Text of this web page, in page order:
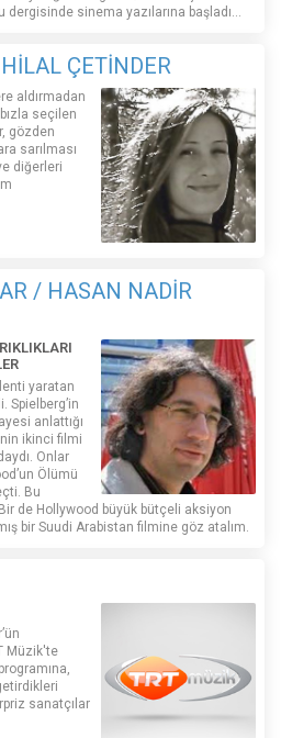
dergisinde sinema yazılarına başladı...
ÇETİNDER
aldırmadan
seçilen
gözden
sarılması
diğerleri
/ HASAN NADİR
yaratan
Spielberg’in
anlattığı
ikinci filmi
Onlar
Ölümü
Bu
de Hollywood büyük bütçeli aksiyon
bir Suudi Arabistan filmine göz atalım.
Müzik'te
sanatçılar